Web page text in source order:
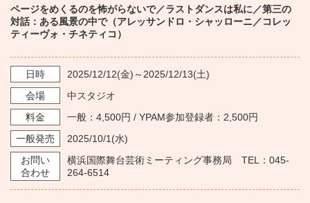
ページをめくるのを怖がらないで／ラストダンスは私に／第三の
対話：ある風景の中で（アレッサンドロ・シャッローニ／コレッ
ティーヴォ・チネティコ）
日時 2025/12/12(金)～ 2025/12/13(土)
会場
中スタジオ
料金
一般：4,500円 / YPAM参加登録者：2,500円
一般発売
2025/10/1 (水)
お問い
合わせ
横浜国際舞台芸術ミーティング事務局 TEL：045-
264-6514